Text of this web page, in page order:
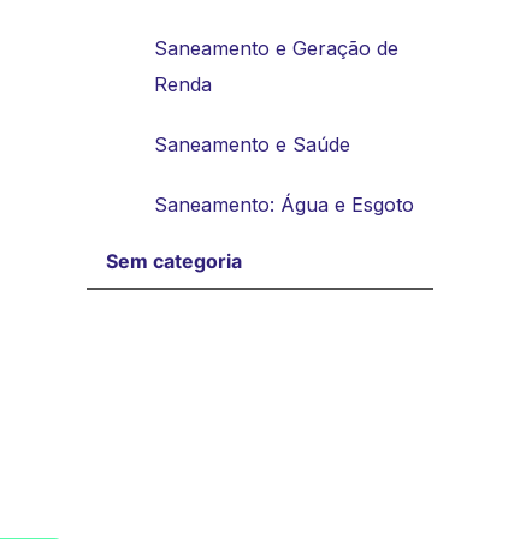
Saneamento e Geração de
Renda
Saneamento e Saúde
Saneamento: Água e Esgoto
Sem categoria